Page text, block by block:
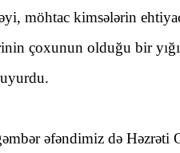
möhtac kimsələrin
çoxunun olduğu bir
əfəndimiz də Həzrəti